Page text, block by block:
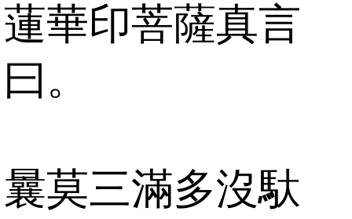
蓮華印菩薩真言
曰。
曩莫三滿多沒馱